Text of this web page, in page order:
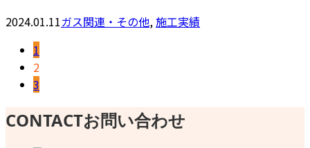
2024.01.11ガス関連・その他,施工実績
1
2
3
CONTACTお問い合わせ